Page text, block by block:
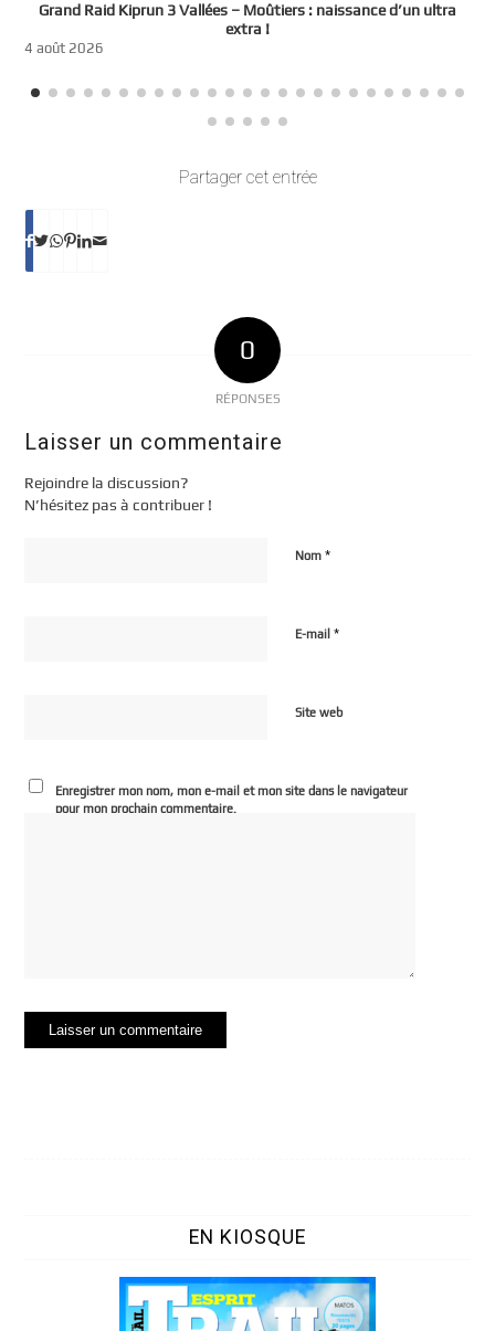
Grand Raid Kiprun 3 Vallées – Moûtiers : naissance d’un ultra
extra !
4 août 2026
Partager cet entrée
0
RÉPONSES
Laisser un commentaire
Rejoindre la discussion?
N’hésitez pas à contribuer !
Nom*
E-mail*
Site web
Enregistrer mon nom, mon e-mail et mon site dans le navigateur
pour mon prochain commentaire.
EN KIOSQUE